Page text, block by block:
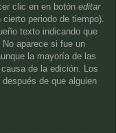
clic en en botón editar
periodo de tiempo).
texto indicando que
aparece si fue un
la mayoría de las
de la edición. Los
de que alguien